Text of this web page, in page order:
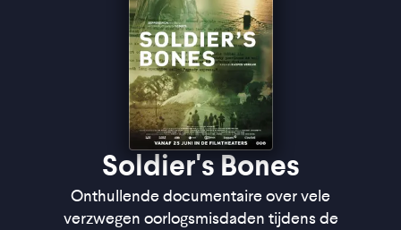
Soldier's Bones
Onthullende documentaire over vele
verzwegen oorlogsmisdaden tijdens de